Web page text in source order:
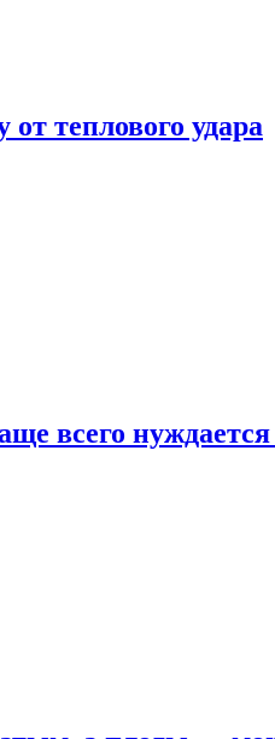
от теплового удара
всего